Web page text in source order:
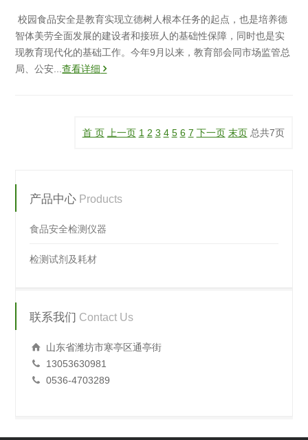
校园食品安全是教育实现立德树人根本任务的起点，也是培养德
智体美劳全面发展的建设者和接班人的基础性保障，同时也是实
现教育现代化的基础工作。今年9月以来，教育部会同市场监管总
局、公安...查看详细
首 页 上一页 1 2 3 4 5 6 7 下一页 末页 总共7页
产品中心 Products
食品安全检测仪器
检测试剂及耗材
联系我们 Contact Us
山东省潍坊市寒亭区通亭街
13053630981
0536-4703289